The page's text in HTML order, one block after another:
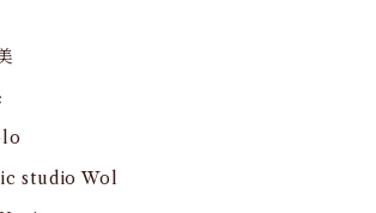
studio Wol